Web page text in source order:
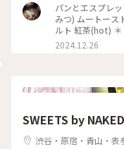
パンとエスプレ
みつ) ムートース
ルト 紅茶(hot) ＊
ンとエスプレッ
相変わらずの人
ターがトースト
た〜☆ #バタート
2024.12.26
SWEETS by NAKED
渋谷・原宿・青山・表